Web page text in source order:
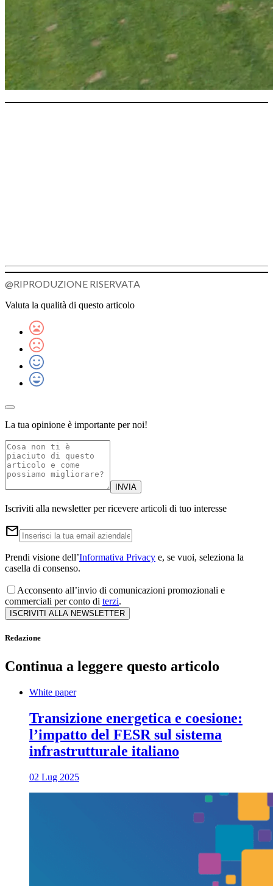
@RIPRODUZIONE RISERVATA
Valuta la qualità di questo articolo
La tua opinione è importante per noi!
INVIA
Iscriviti alla newsletter per ricevere articoli di tuo interesse
email
Prendi visione dell’Informativa Privacy e, se vuoi, seleziona la
casella di consenso.
Acconsento all’invio di comunicazioni promozionali e
commerciali per conto di terzi.
ISCRIVITI ALLA NEWSLETTER
Redazione
Continua a leggere questo articolo
White paper
Transizione energetica e coesione:
l’impatto del FESR sul sistema
infrastrutturale italiano
02 Lug 2025